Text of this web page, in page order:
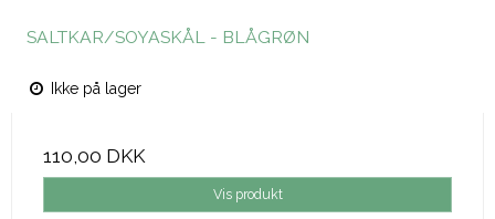
SALTKAR/SOYASKÅL - BLÅGRØN
Ikke på lager
110,00 DKK
Vis produkt